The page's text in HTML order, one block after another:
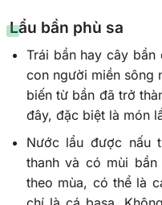
Lẩu bần phù sa
Trái bần hay cây
con người miền sông
biến từ bần đã trở
đây, đặc biệt là món
Nước lẩu được nấu
thanh và có mùi
theo mùa, có thể là